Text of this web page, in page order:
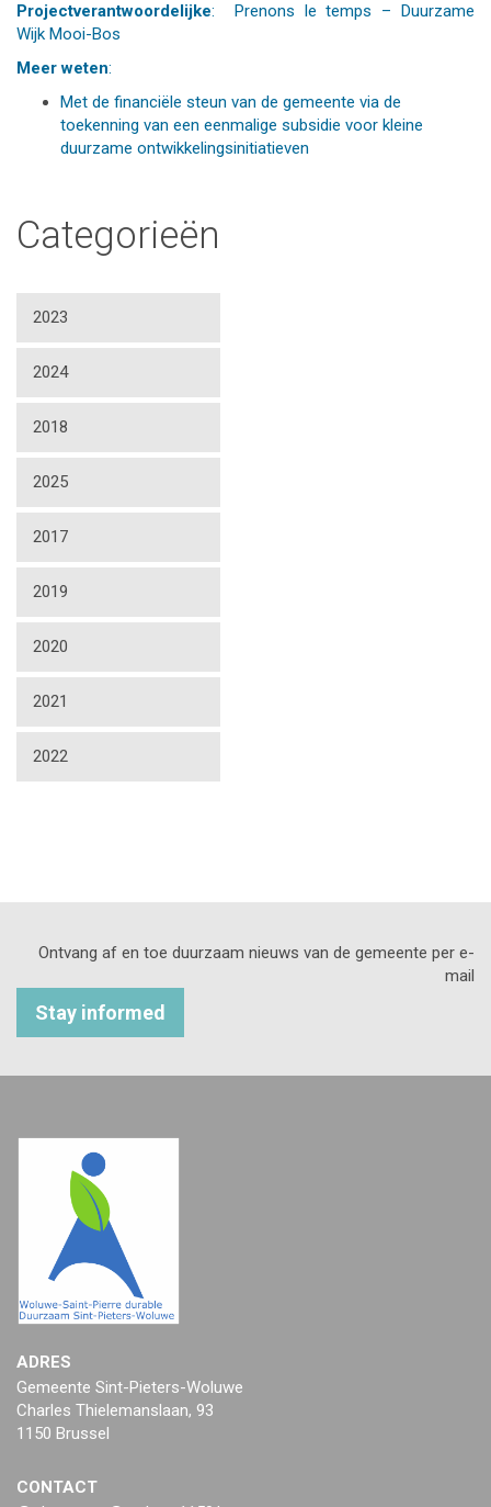
Projectverantwoordelijke:
Prenons le temps – Duurzame
Wijk Mooi-Bos
Meer weten:
Met de financiële steun van de gemeente via de
toekenning van een eenmalige subsidie voor kleine
duurzame ontwikkelingsinitiatieven
Categorieën
2023
2024
2018
2025
2017
2019
2020
2021
2022
Ontvang af en toe duurzaam nieuws van de gemeente per e-
mail
Stay informed
ADRES
Gemeente Sint-Pieters-Woluwe
Charles Thielemanslaan, 93
1150 Brussel
CONTACT